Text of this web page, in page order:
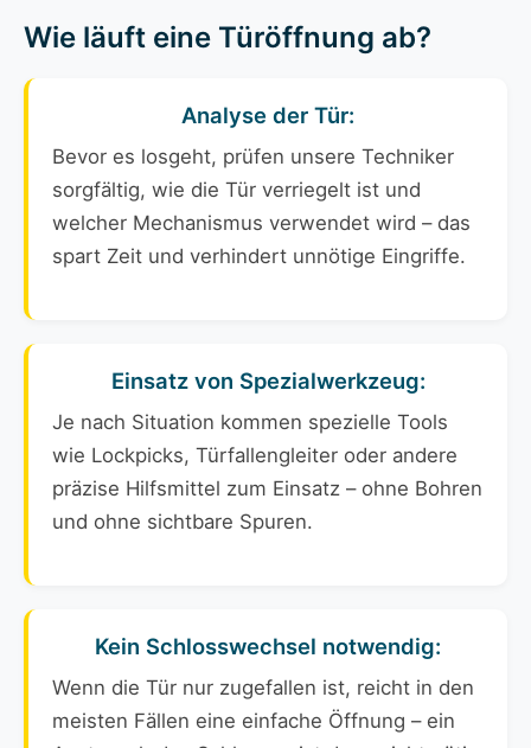
Wie läuft eine Türöffnung ab?
Analyse der Tür:
Bevor es losgeht, prüfen unsere Techniker
sorgfältig, wie die Tür verriegelt ist und
welcher Mechanismus verwendet wird – das
spart Zeit und verhindert unnötige Eingriffe.
Einsatz von Spezialwerkzeug:
Je nach Situation kommen spezielle Tools
wie Lockpicks, Türfallengleiter oder andere
präzise Hilfsmittel zum Einsatz – ohne Bohren
und ohne sichtbare Spuren.
Kein Schlosswechsel notwendig:
Wenn die Tür nur zugefallen ist, reicht in den
meisten Fällen eine einfache Öffnung – ein